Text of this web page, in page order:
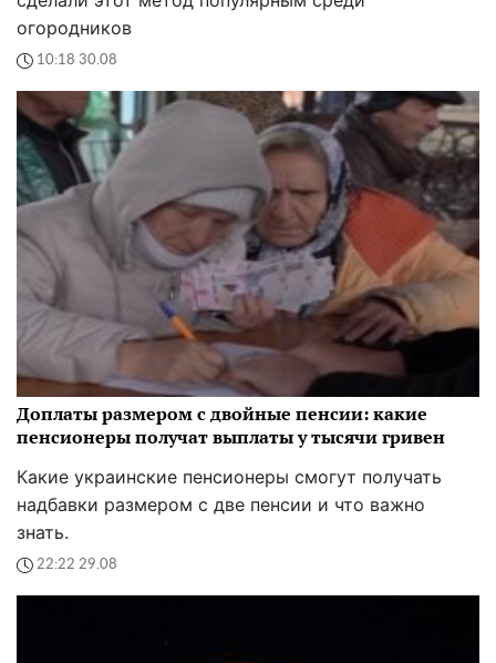
огородников
10:18 30.08
Доплаты размером с двойные пенсии: какие
пенсионеры получат выплаты у тысячи гривен
Какие украинские пенсионеры смогут получать
надбавки размером с две пенсии и что важно
знать.
22:22 29.08